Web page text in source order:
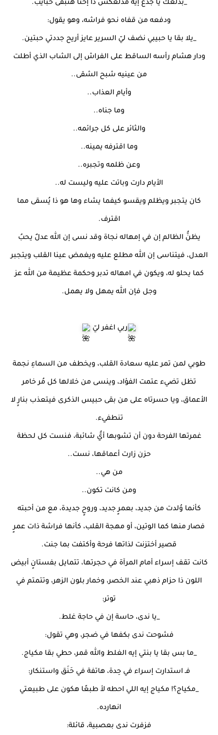
_بدلعك يا جدع إيه مدلعكش دا إحنا هنبقى حبايب.
ودفعه من قفاه نحو فراشه، وهو يقول:
_يلا بقا يا حبيبي نضف ليّ السرير عايز أريح جددتي حبتين.
ودار هشام رأسه الساقط على الفراش إلى الشاب الذي أطلت
من عينيه شبح الشقى..
وأيام العذاب..
وما جناه..
والثائر على كل جرائمه..
وما اقترفه يمينه..
وعن ظلمه وتجبره..
الأيام دارت وباتت عليه وليست له..
كان يتجبر ويظلم ويقسو كيفما يشاء وها هو ذا يُسقى مما
اقترف.
يظنُّ الظالم إن في إمهاله نجاة وقد نسى إن الله عدلٌ يحبُ
العدل، فيتناسى إن الله مطلع عليه ويغمض عينا القلب ويتجبر
كما يحلو له، ويكون في امهاله تدبر وحكمة عظيمة من الله عز
وجل فإن الله يمهل ولا يهمل.
ربي اغفر ليّ
طوبي لمن تمر عليه سعادة القلب، ويخطف من السماءِ نجمة
تظل تضيء عتمت الفؤاد، وينسى من خلالها كل مُر خامر
الأعماق، ويا حسرتاه على من بقى حبيس الذكرى فيتعذب بنارٍ لا
تنطفيء.
غمرتها الفرحة دون أن تشوبها أيُّ شائبة، فنست كل لحظة
حزن زارت أعماقها، نست..
من هي..
ومن كانت تكون..
كأنما وُلدت من جديد، بعمرٍ جديد، وروحٍ جديدة، مع من أحبته
فصار منها كما الوتين، أو مهجة القلب، كأنها فراشة ذات عمرٍ
قصير أختزنت لذاتها فرحة وأكتفت بما جنت.
كانت تقف إسراء أمام المرآة في حجرتها، تتمايل بفستانٍ أبيض
اللون ذا حزام ذهبي عند الخصر، وخمار بلون الزهر، وتتمتم في
توتر:
_يا ندى، حاسة إن في حاجة غلط.
فشوحت ندى بكفها في ضجر، وهي تقول:
_ما بس بقا يا بنتي إيه الغلط والله قمر، حطي بقا مكياج.
فـ استدارت إسراء في حِدة، هاتفة في حَنَق واستنكار:
_مكياج؟! مكياج إيه اللي احطه لأ طبعًا هكون على طبيعتي
انهارده.
فزفرت ندى بعصبية، قائلة: